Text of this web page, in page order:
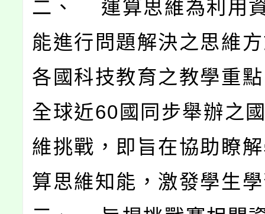
二、 運算思維為利用
能進行問題解決之思維
各國科技教育之教學重
全球近60國同步舉辦之
維挑戰，即旨在協助瞭
算思維知能，激發學生